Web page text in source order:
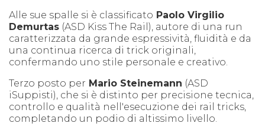
Alle sue spalle si è classificato Paolo Virgilio
Demurtas (ASD Kiss The Rail), autore di una run
caratterizzata da grande espressività, fluidità e da
una continua ricerca di trick originali,
confermando uno stile personale e creativo.
Terzo posto per Mario Steinemann (ASD
iSuppisti), che si è distinto per precisione tecnica,
controllo e qualità nell'esecuzione dei rail tricks,
completando un podio di altissimo livello.